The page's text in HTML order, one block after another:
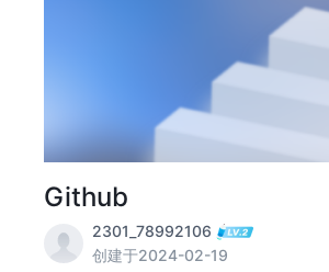
Github
2301_78992106
创建于2024-02-19